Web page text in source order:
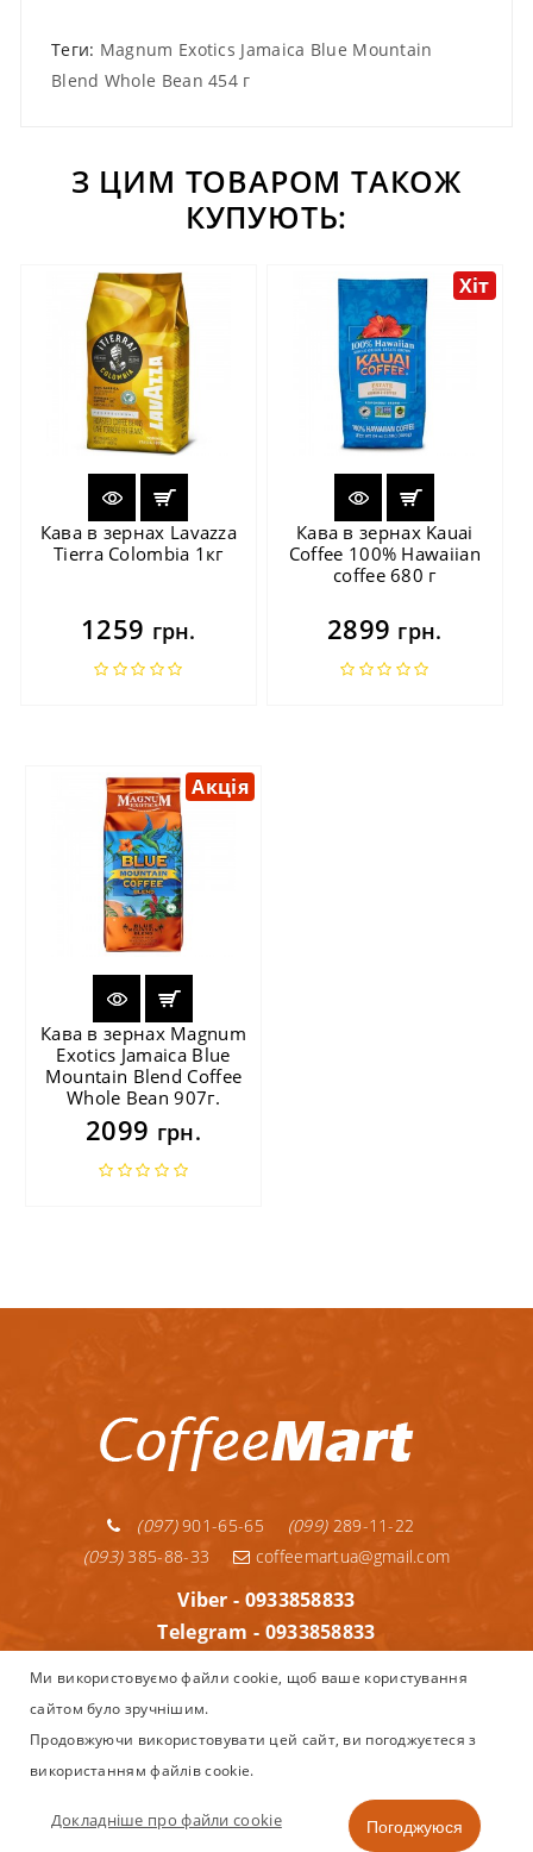
Теги: Magnum Exotics Jamaica Blue Mountain
Blend Whole Bean 454 г
З ЦИМ ТОВАРОМ ТАКОЖ
КУПУЮТЬ:
Кава в зернах Lavazza
Tierra Colombia 1кг
1259 грн.
Хіт
Кава в зернах Kauai
Coffee 100% Hawaiian
coffee 680 г
2899 грн.
Акція
Кава в зернах Magnum
Exotics Jamaica Blue
Mountain Blend Coffee
Whole Bean 907г.
2099 грн.
(097)901-65-65 (099)289-11-22
(093)385-88-33 coffeemartua@gmail.com
Viber - 0933858833
Telegram - 0933858833
WhatsApp - 0933858833
Інформація
Copyright © 2013–2025Coffeemart.com.ua - інтернет магазин
Nespresso, капсульної та зернової кави, кавоварок і аксесуарів
Ми використовуємо файли cookie, щоб ваше користування
сайтом було зручнішим.
Продовжуючи використовувати цей сайт, ви погоджуєтеся з
використанням файлів cookie.
Докладніше про файли cookie Погоджуюся